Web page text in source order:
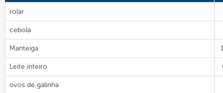
rolar
cebola
Manteiga
Leite inteiro
ovos de galinha